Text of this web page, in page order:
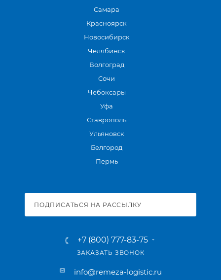
Самара
Красноярск
Новосибирск
Челябинск
Волгоград
Сочи
Чебоксары
Уфа
Ставрополь
Ульяновск
Белгород
Пермь
ПОДПИСАТЬСЯ НА РАССЫЛКУ
+7 (800) 777-83-75
ЗАКАЗАТЬ ЗВОНОК
info@remeza-logistic.ru